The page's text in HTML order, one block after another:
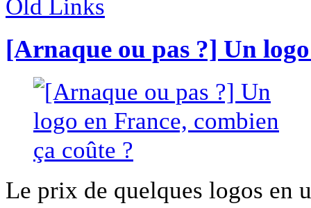
Old Links
[Arnaque ou pas ?] Un
Le prix de quelques logos en